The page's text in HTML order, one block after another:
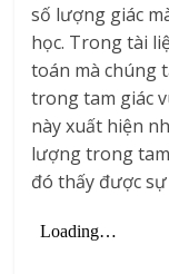
số lượng giác
học. Trong tài
toán mà chúng
trong tam giác
này xuất hiện
lượng trong tam
đó thấy được